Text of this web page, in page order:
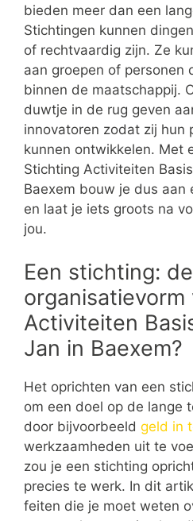
bieden meer dan een
Stichtingen kunnen
of rechtvaardig zijn. Ze
aan groepen of personen
binnen de maatschappij.
duwtje in de rug geven
innovatoren zodat zij hun
kunnen ontwikkelen. Met
Stichting Activiteiten
Baexem bouw je dus
en laat je iets groots na
jou.
Een stichting:
Activiteiten
Jan in Baexem?
Het oprichten van een
om een doel op de lange
door bijvoorbeeld geld in
werkzaamheden uit te
zou je een stichting
precies te werk. In dit
feiten die je moet weten